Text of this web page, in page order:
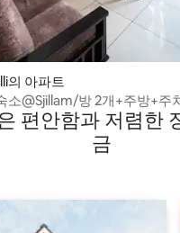
의 아파트
소@Sjillam/방 2개+주방+주
편안함과 저렴한
금